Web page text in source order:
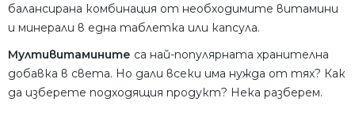
балансирана комбинация от необходимите витамини
и минерали в една таблетка или капсула.
Мултивитамините са най-популярната хранителна
добавка в света. Но дали всеки има нужда от тях? Как
да изберете подходящия продукт? Нека разберем.